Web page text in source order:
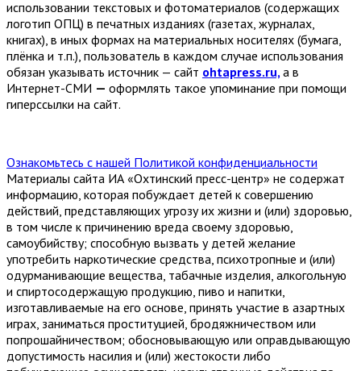
использовании текстовых и фотоматериалов (содержащих
логотип ОПЦ) в печатных изданиях (газетах, журналах,
книгах), в иных формах на материальных носителях (бумага,
плёнка и т.п.), пользователь в каждом случае использования
обязан указывать источник — сайт ohtapress.ru, а в
Интернет-СМИ — оформлять такое упоминание при помощи
гиперссылки на сайт.
Ознакомьтесь с нашей Политикой конфиденциальности
Материалы сайта ИА «Охтинский пресс-центр» не содержат
информацию, которая побуждает детей к совершению
действий, представляющих угрозу их жизни и (или) здоровью,
в том числе к причинению вреда своему здоровью,
самоубийству; способную вызвать у детей желание
употребить наркотические средства, психотропные и (или)
одурманивающие вещества, табачные изделия, алкогольную
и спиртосодержащую продукцию, пиво и напитки,
изготавливаемые на его основе, принять участие в азартных
играх, заниматься проституцией, бродяжничеством или
попрошайничеством; обосновывающую или оправдывающую
допустимость насилия и (или) жестокости либо